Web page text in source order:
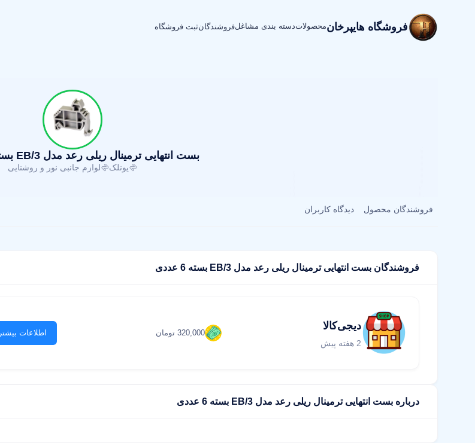
فروشگاه هایپرخانمحصولاتدسته بندی مشاغلفروشندگانثبت فروشگاه
بست انتهایی ترمینال ریلی رعد مدل EB/3 بسته 6 عددی
یونلک لوازم جانبی نور و روشنایی
فروشندگان محصول دیدگاه کاربران
فروشندگان بست انتهایی ترمینال ریلی رعد مدل EB/3 بسته 6 عددی
دیجی‌کالا
2 هفته پیش
320,000 تومان اطلاعات بیشتر
درباره بست انتهایی ترمینال ریلی رعد مدل EB/3 بسته 6 عددی